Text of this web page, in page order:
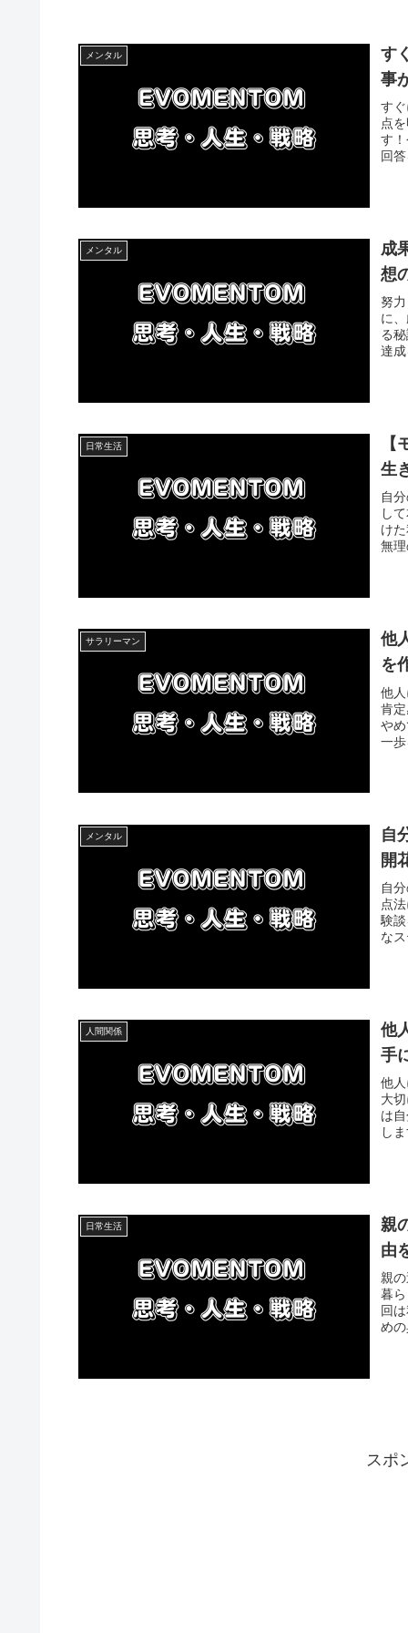
メンタル
す
事
す
点
す
回
メンタル
成
想
努
に
る
達
日常生活
生
自
し
け
無
サラリーマン
他
を
他
肯
や
一
メンタル
自
開
自
点
験
な
人間関係
他
手
他
大
は
し
日常生活
親
由
親
暮
回
め
スポ